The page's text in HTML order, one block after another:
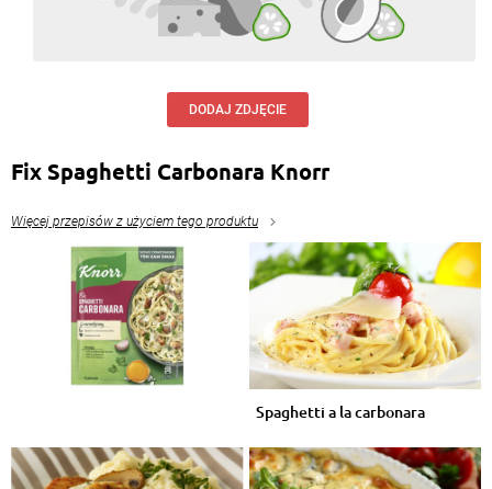
DODAJ ZDJĘCIE
Fix Spaghetti Carbonara Knorr
Więcej przepisów z użyciem tego produktu
Spaghetti a la carbonara